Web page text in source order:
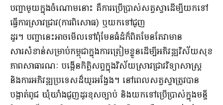
បញ្ហាមួយក្នុងចំណោមនោះ គឺការប្រើប្រាស់សត្វស្វាដើម្បីយកទៅ
ធ្វើការស្រាវជ្រាវ(ការពិសោធ) ឬយកទៅជួញ
ដូរ។ បញ្ហានេះអាចមើលទៅពុំមែនធំដំក៏ពិតមែនតែវាមាន
សារសំខាន់សម្រាប់កម្ពុជាក្នុងការត្រៀមខ្លួនដើម្បីអភិវឌ្ឍវិស័យសុខ
ភាពសាធារណៈ បង្កើនកិត្តិសព្ទក្នុងវិស័យស្រាវជ្រាវវិទ្យាសាស្ត្រ
និងការអភិវឌ្ឍប្រទេសដ៏យូរអង្វែង។ នៅពេលសត្វស្វាត្រូវបាន
បង្កាត់ពូជ ឃុំឃាំងជួញដូរខុសច្បាប់ និងយកទៅប្រើប្រាស់ក្នុងមន្ទី